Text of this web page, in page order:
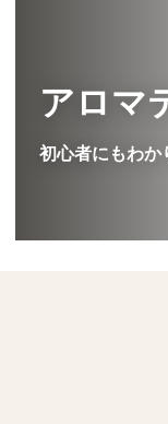
アロマ
初心者にもわか